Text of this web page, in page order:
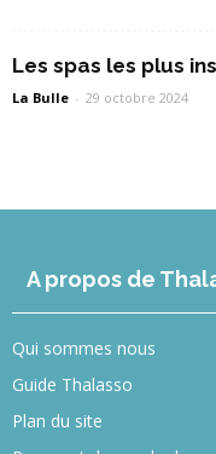
Les spas les plus
La Bulle - 29 octobre 2024
A propos de
Qui sommes nous
Guide Thalasso
Plan du site